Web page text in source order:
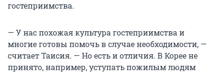
гостеприимства.
— У нас похожая культура гостеприимства и
многие готовы помочь в случае необходимости, —
считает Таисия. — Но есть и отличия. В Корее не
принято, например, уступать пожилым людям